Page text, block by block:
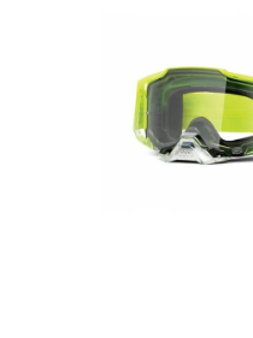
NÁPLNĚ A KAPALINY